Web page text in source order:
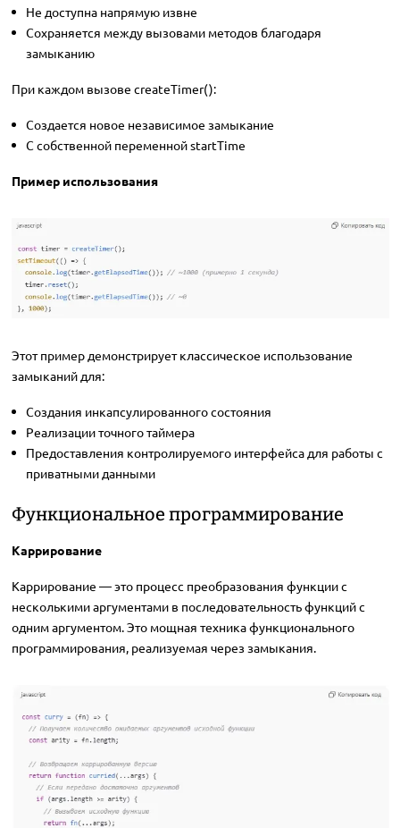
Не доступна напрямую извне
Сохраняется между вызовами методов благодаря
замыканию
При каждом вызове createTimer():
Создается новое независимое замыкание
С собственной переменной startTime
Пример использования
Этот пример демонстрирует классическое использование
замыканий для:
Создания инкапсулированного состояния
Реализации точного таймера
Предоставления контролируемого интерфейса для работы с
приватными данными
Функциональное программирование
Каррирование
Каррирование — это процесс преобразования функции с
несколькими аргументами в последовательность функций с
одним аргументом. Это мощная техника функционального
программирования, реализуемая через замыкания.